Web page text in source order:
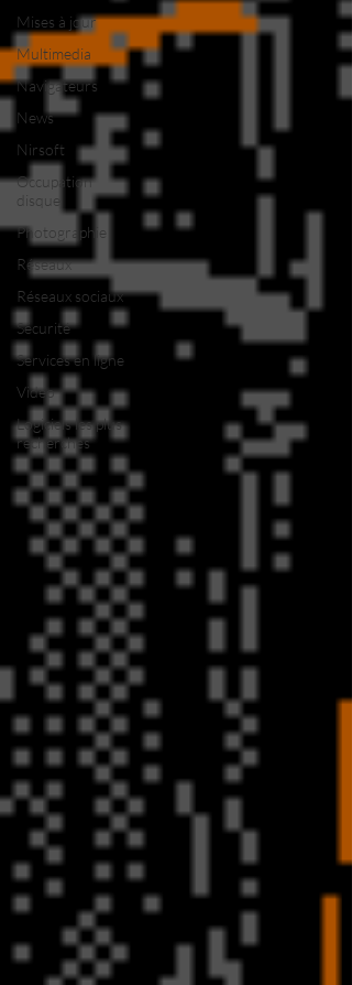
Mises à jour
Multimedia
Navigateurs
News
Nirsoft
Occupation
disque
Photographie
Réseaux
Réseaux sociaux
Sécurité
Services en ligne
Video
Logiciels les plus
recherchés